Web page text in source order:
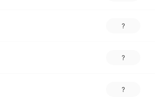
?
?
?